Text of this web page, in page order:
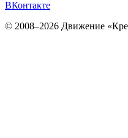
ВКонтакте
© 2008–2026 Движение